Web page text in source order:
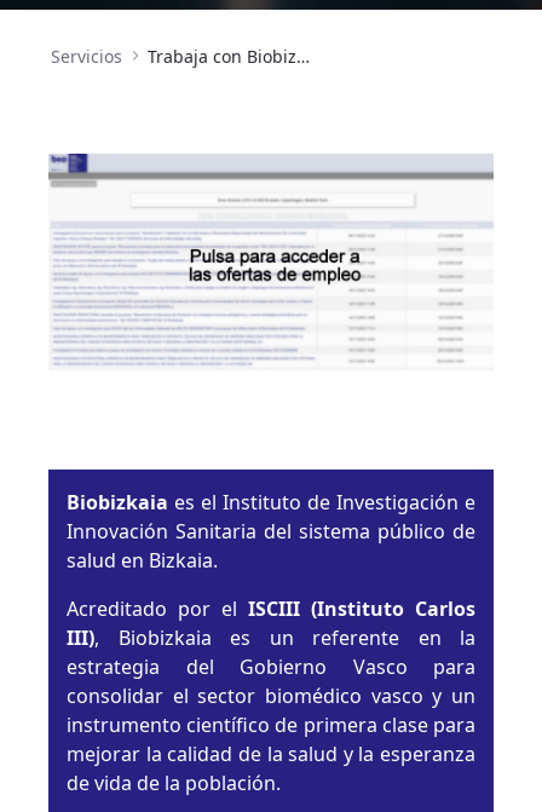
Servicios Trabaja con Biobizkaia
Biobizkaia es el Instituto de Investigación e
Innovación Sanitaria del sistema público de
salud en Bizkaia.
Acreditado por el ISCIII (Instituto Carlos
III), Biobizkaia es un referente en la
estrategia del Gobierno Vasco para
consolidar el sector biomédico vasco y un
instrumento científico de primera clase para
mejorar la calidad de la salud y la esperanza
de vida de la población.